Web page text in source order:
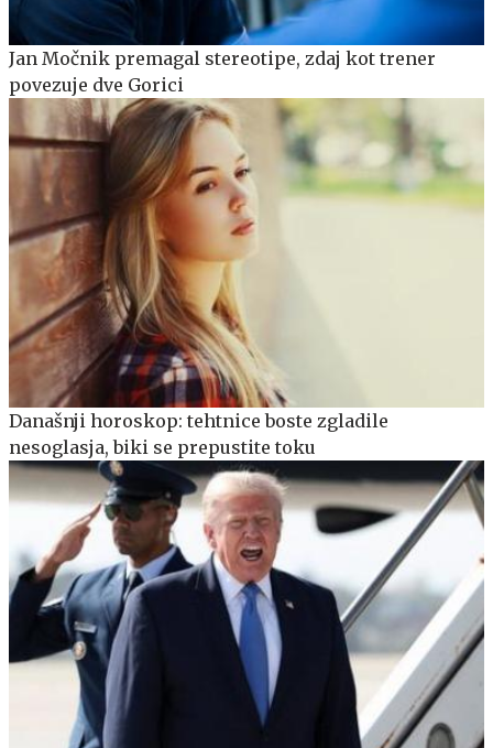
Jan Močnik premagal stereotipe, zdaj kot trener
povezuje dve Gorici
Današnji horoskop: tehtnice boste zgladile
nesoglasja, biki se prepustite toku